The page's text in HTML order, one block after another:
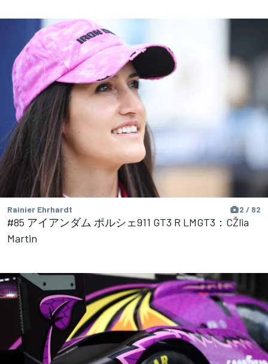
Rainier Ehrhardt 2 / 82
#85 アイアンダム ポルシェ911 GT3 R LMGT3：CŽlia
Martin